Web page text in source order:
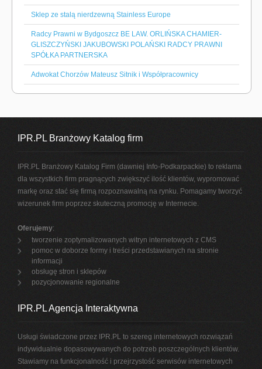
Sklep ze stalą nierdzewną Stainless Europe
Radcy Prawni w Bydgoszcz BE LAW. ORLIŃSKA CHAMIER-
GLISZCZYŃSKI JAKUBOWSKI POLAŃSKI RADCY PRAWNI
SPÓŁKA PARTNERSKA
Adwokat Chorzów Mateusz Sitnik i Współpracownicy
IPR.PL Branżowy Katalog firm
IPR.PL Branżowy Katalog Firm (dawniej Info-Podkarpackie) to reklama
dla wszystkich firm pragnących zwiększyć ilość klientów, wypromować
markę oraz stać się firmą rozpoznawalną na rynku. Pomagamy tworzyć
wizerunek firm poprzez skuteczną promocję w Internecie.
Oferujemy:
tworzenie zoptymalizowanych witryn internetowych z CMS
pomoc w doborze formy i treści przedstawianych na stronie
informacji
obsługę stron i sklepów
pozycjonowanie regionalne
IPR.PL Agencja Interaktywna
Usługi świadczone przez IPR.PL to szereg internetowych rozwiązań
indywidualnie dopasowywanych do potrzeb poszczególnych klientów.
Stawiamy na funkcjonalność i przejrzystość serwisów internetowych